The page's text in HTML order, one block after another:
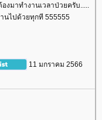
มาทำงานเวลาป่วยครับ.....
นไปด้วยทุกที 555555
11 มกราคม 2566